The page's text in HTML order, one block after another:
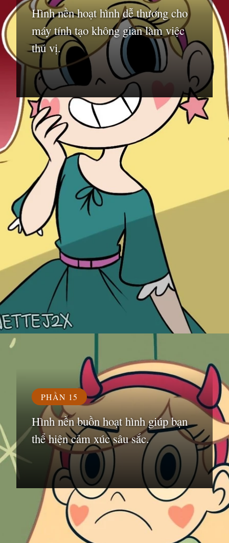
Hình nền hoạt hình dễ thương cho
máy tính tạo không gian làm việc
thú vị.
PHẦN 15
Hình nền buồn hoạt hình giúp bạn
thể hiện cảm xúc sâu sắc.